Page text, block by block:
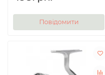
Повідомити